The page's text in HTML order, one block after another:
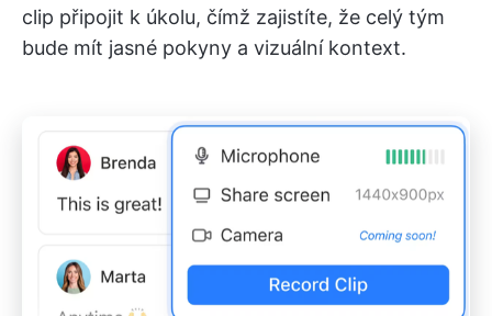
clip připojit k úkolu, čímž zajistíte, že celý tým
bude mít jasné pokyny a vizuální kontext.